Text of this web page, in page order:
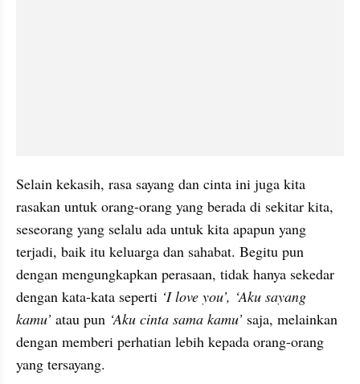
Selain kekasih, rasa sayang dan cinta ini juga kita
rasakan untuk orang-orang yang berada di sekitar kita,
seseorang yang selalu ada untuk kita apapun yang
terjadi, baik itu keluarga dan sahabat. Begitu pun
dengan mengungkapkan perasaan, tidak hanya sekedar
dengan kata-kata seperti ‘I love you’, ‘Aku sayang
kamu’ atau pun ‘Aku cinta sama kamu’ saja, melainkan
dengan memberi perhatian lebih kepada orang-orang
yang tersayang.